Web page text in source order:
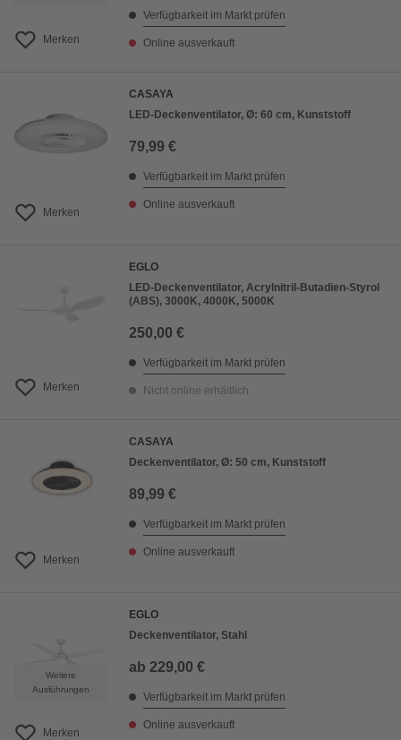
Merken
Verfügbarkeit im Markt prüfen
Online ausverkauft
Merken
CASAYA
LED-Deckenventilator, Ø: 60 cm, Kunststoff
79,99 €
Verfügbarkeit im Markt prüfen
Online ausverkauft
Merken
EGLO
LED-Deckenventilator, Acrylnitril-Butadien-Styrol
(ABS), 3000K, 4000K, 5000K
250,00 €
Verfügbarkeit im Markt prüfen
Nicht online erhältlich
Merken
CASAYA
Deckenventilator, Ø: 50 cm, Kunststoff
89,99 €
Verfügbarkeit im Markt prüfen
Online ausverkauft
Weitere
Ausführungen
Merken
EGLO
Deckenventilator, Stahl
ab 229,00 €
Verfügbarkeit im Markt prüfen
Online ausverkauft